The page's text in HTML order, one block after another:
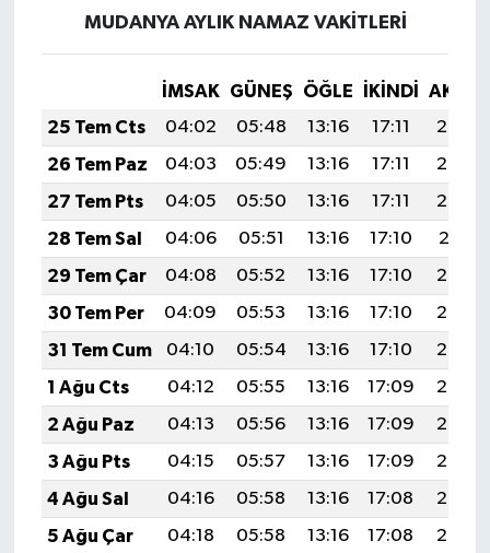
MUDANYA AYLIK NAMAZ VAKITLERI
İMSAK GÜNEŞ ÖĞLE İKINDI
25 Tem Cts
04:02 05:48 13:16 17:11
20:34
26 Tem Paz
04:03 05:49 13:16 17:11
20:33
27 Tem Pts
04:05 05:50 13:16 17:11
20:32
28 Tem Sal
04:06 05:51 13:16 17:10
20:31
29 Tem Çar
04:08 05:52 13:16 17:10
20:30
30 Tem Per
04:09 05:53 13:16 17:10
20:29
31 Tem Cum
04:10 05:54 13:16 17:10
20:28
1 Ağu Cts
04:12 05:55 13:16 17:09
20:27
2 Ağu Paz
04:13 05:56 13:16 17:09
20:26
3 Ağu Pts
04:15 05:57 13:16 17:09
20:25
4 Ağu Sal
04:16 05:58 13:16 17:08
20:24
5 Ağu Çar
04:18 05:58 13:16 17:08
20:23